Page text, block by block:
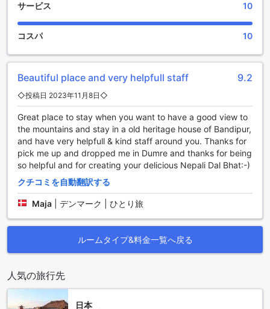
サービス 10
コスパ 10
Beautiful place and very helpfull staff 9.2
◇投稿日 2023年11月8日◇
Great place to stay when you want to have a good view to
the mountains and stay in a old heritage house of Bandipur,
and have very helpfull & kind staff around you. Thanks for
pick me up and dropped me in Dumre and thanks for being
so helpful and for creating your delicious Nepali Dal Bhat:-)
クチコミを自動翻訳する
Maja デンマーク | ひとり旅
ルームタイプ&料金一覧へ戻る
人気の旅行先
日本